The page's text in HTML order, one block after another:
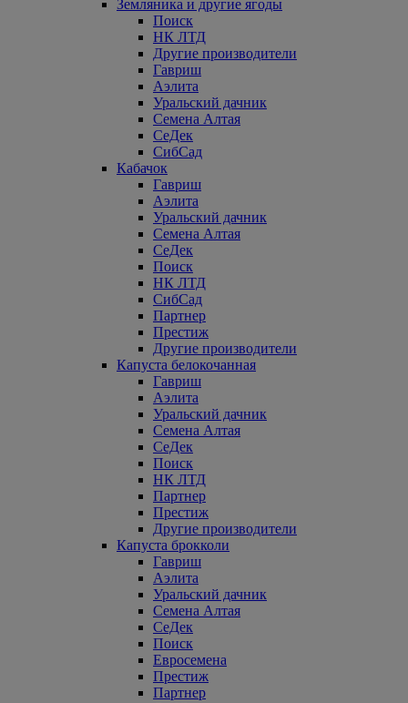
Земляника и другие ягоды
Поиск
НК ЛТД
Другие производители
Гавриш
Аэлита
Уральский дачник
Семена Алтая
СеДек
СибСад
Кабачок
Гавриш
Аэлита
Уральский дачник
Семена Алтая
СеДек
Поиск
НК ЛТД
СибСад
Партнер
Престиж
Другие производители
Капуста белокочанная
Гавриш
Аэлита
Уральский дачник
Семена Алтая
СеДек
Поиск
НК ЛТД
Партнер
Престиж
Другие производители
Капуста брокколи
Гавриш
Аэлита
Уральский дачник
Семена Алтая
СеДек
Поиск
Евросемена
Престиж
Партнер